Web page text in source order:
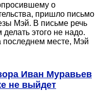
о
пришло письмо
Мэй. В письме речь
этого не надо.
последнем месте, Мэй
Иван Муравьев
не выйдет